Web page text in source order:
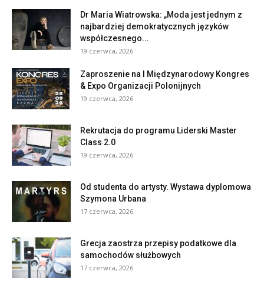
Dr Maria Wiatrowska: „Moda jest jednym z
najbardziej demokratycznych języków
współczesnego...
19 czerwca, 2026
Zaproszenie na I Międzynarodowy Kongres
& Expo Organizacji Polonijnych
19 czerwca, 2026
Rekrutacja do programu Liderski Master
Class 2.0
19 czerwca, 2026
Od studenta do artysty. Wystawa dyplomowa
Szymona Urbana
17 czerwca, 2026
Grecja zaostrza przepisy podatkowe dla
samochodów służbowych
17 czerwca, 2026